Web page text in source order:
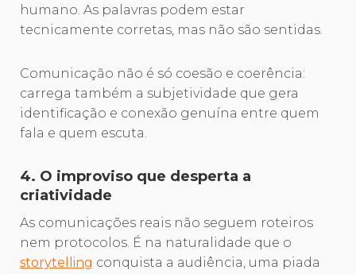
humano. As palavras podem estar
tecnicamente corretas, mas não são sentidas.
Comunicação não é só coesão e coerência:
carrega também a subjetividade que gera
identificação e conexão genuína entre quem
fala e quem escuta.
4. O improviso que desperta a
criatividade
As comunicações reais não seguem roteiros
nem protocolos. É na naturalidade que o
storytelling conquista a audiência, uma piada